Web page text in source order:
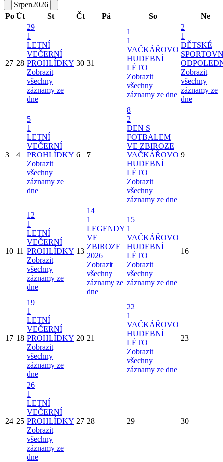
Srpen2026
Po Út St Čt Pá So Ne
27 28
29
1
LETNÍ
VEČERNÍ
PROHLÍDKY
Zobrazit
všechny
záznamy ze
dne
30 31
1
1
VAČKÁŘOVO
HUDEBNÍ
LÉTO
Zobrazit
všechny
záznamy ze dne
2
1
DĚTSKÉ
Zobrazit
všechny
záznamy ze
dne
3 4
5
1
LETNÍ
VEČERNÍ
PROHLÍDKY
Zobrazit
všechny
záznamy ze
dne
6 7
8
2
DEN S
FOTBALEM
VE ZBIROZE
VAČKÁŘOVO
HUDEBNÍ
LÉTO
Zobrazit
všechny
záznamy ze dne
9
10 11
12
1
LETNÍ
VEČERNÍ
PROHLÍDKY
Zobrazit
všechny
záznamy ze
dne
13
14
1
LEGENDY
VE
ZBIROZE
2026
Zobrazit
všechny
záznamy ze
dne
15
1
VAČKÁŘOVO
HUDEBNÍ
LÉTO
Zobrazit
všechny
záznamy ze dne
16
17 18
19
1
LETNÍ
VEČERNÍ
PROHLÍDKY
Zobrazit
všechny
záznamy ze
dne
20 21
22
1
VAČKÁŘOVO
HUDEBNÍ
LÉTO
Zobrazit
všechny
záznamy ze dne
23
24 25
26
1
LETNÍ
VEČERNÍ
PROHLÍDKY
Zobrazit
všechny
záznamy ze
dne
27 28 29 30